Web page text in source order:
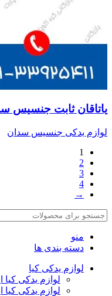
یاتاقان ثابت جنسیس
لوازم یدکی جنسیس سدان
1
2
3
4
→
منو
دسته بندی ها
لوازم یدکی کیا
لوازم یدکی کیا
لوازم یدکی کیا